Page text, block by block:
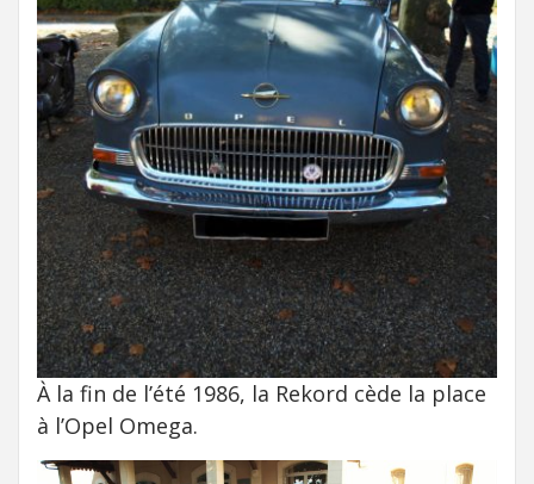
À la fin de l’été 1986, la Rekord cède la place
à l’Opel Omega.